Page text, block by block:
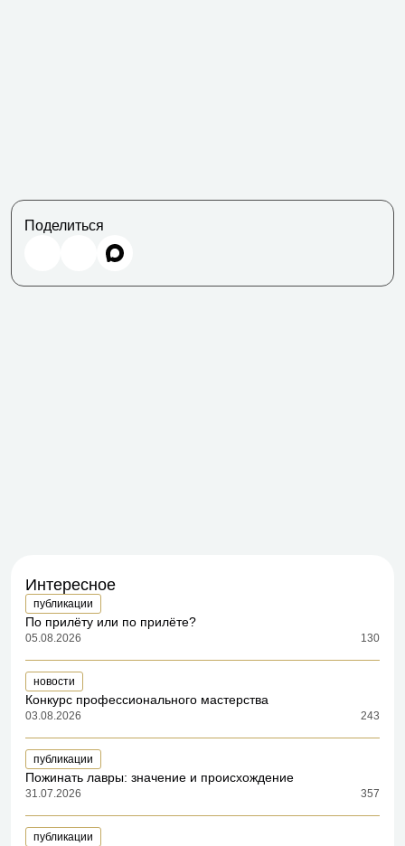
Поделиться
Интересное
публикации
По прилёту или по прилёте?
05.08.2026 130
новости
Конкурс профессионального мастерства
03.08.2026 243
публикации
Пожинать лавры: значение и происхождение
31.07.2026 357
публикации